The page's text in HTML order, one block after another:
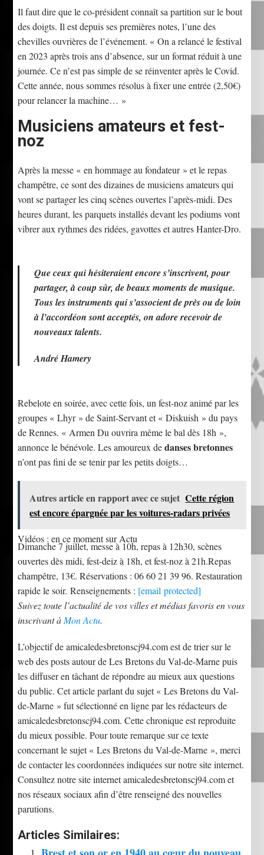
Il faut dire que le co-président connaît sa partition sur le bout
des doigts. Il est depuis ses premières notes, l’une des
chevilles ouvrières de l’événement. « On a relancé le festival
en 2023 après trois ans d’absence, sur un format réduit à une
journée. Ce n’est pas simple de se réinventer après le Covid.
Cette année, nous sommes résolus à fixer une entrée (2,50€)
pour relancer la machine… »
Musiciens amateurs et fest-
noz
Après la messe « en hommage au fondateur » et le repas
champêtre, ce sont des dizaines de musiciens amateurs qui
vont se partager les cinq scènes ouvertes l’après-midi. Des
heures durant, les parquets installés devant les podiums vont
vibrer aux rythmes des ridées, gavottes et autres Hanter-Dro.
Que ceux qui hésiteraient encore s’inscrivent, pour
partager, à coup sûr, de beaux moments de musique.
Tous les instruments qui s’associent de près ou de loin
à l’accordéon sont acceptés, on adore recevoir de
nouveaux talents.
André Hamery
Rebelote en soirée, avec cette fois, un fest-noz animé par les
groupes « Lhyr » de Saint-Servant et « Diskuish » du pays
de Rennes. « Armen Du ouvrira même le bal dès 18h »,
annonce le bénévole. Les amoureux dedanses bretonnes
n’ont pas fini de se tenir par les petits doigts…
Autres article en rapport avec ce sujet Cette région
est encore épargnée par les voitures-radars privées
Vidéos : en ce moment sur Actu
Dimanche 7 juillet, messe à 10h, repas à 12h30, scènes
ouvertes dès midi, fest-deiz à 18h, et fest-noz à 21h.Repas
champêtre, 13€. Réservations : 06 60 21 39 96. Restauration
rapide le soir. Renseignements : [email protected]
Suivez toute l’actualité de vos villes et médias favoris en vous
inscrivant à Mon Actu.
L’objectif de amicaledesbretonscj94.com est de trier sur le
web des posts autour de Les Bretons du Val-de-Marne puis
les diffuser en tâchant de répondre au mieux aux questions
du public. Cet article parlant du sujet « Les Bretons du Val-
de-Marne » fut sélectionné en ligne par les rédacteurs de
amicaledesbretonscj94.com. Cette chronique est reproduite
du mieux possible. Pour toute remarque sur ce texte
concernant le sujet « Les Bretons du Val-de-Marne », merci
de contacter les coordonnées indiquées sur notre site internet.
Consultez notre site internet amicaledesbretonscj94.com et
nos réseaux sociaux afin d’être renseigné des nouvelles
parutions.
Articles Similaires: